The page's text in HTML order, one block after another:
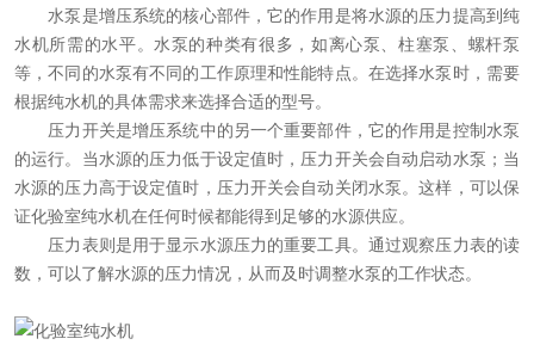
水泵是增压系统的核心部件，它的作用是将水源的压力提高到纯
水机所需的水平。水泵的种类有很多，如离心泵、柱塞泵、螺杆泵
等，不同的水泵有不同的工作原理和性能特点。在选择水泵时，需要
根据纯水机的具体需求来选择合适的型号。
压力开关是增压系统中的另一个重要部件，它的作用是控制水泵
的运行。当水源的压力低于设定值时，压力开关会自动启动水泵；当
水源的压力高于设定值时，压力开关会自动关闭水泵。这样，可以保
证化验室纯水机在任何时候都能得到足够的水源供应。
压力表则是用于显示水源压力的重要工具。通过观察压力表的读
数，可以了解水源的压力情况，从而及时调整水泵的工作状态。